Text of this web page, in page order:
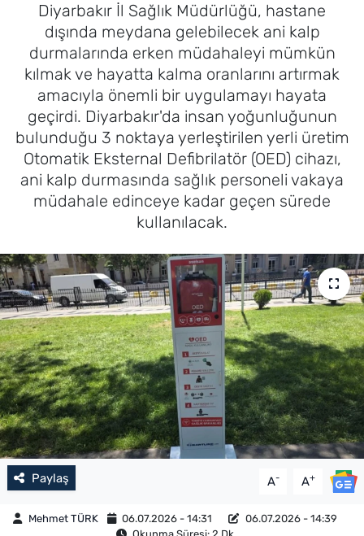
Diyarbakır İl Sağlık Müdürlüğü, hastane
dışında meydana gelebilecek ani kalp
durmalarında erken müdahaleyi mümkün
kılmak ve hayatta kalma oranlarını artırmak
amacıyla önemli bir uygulamayı hayata
geçirdi. Diyarbakır'da insan yoğunluğunun
bulunduğu 3 noktaya yerleştirilen yerli üretim
Otomatik Eksternal Defibrilatör (OED) cihazı,
ani kalp durmasında sağlık personeli vakaya
müdahale edinceye kadar geçen sürede
kullanılacak.
Paylaş A- A+
Mehmet TÜRK 06.07.2026 - 14:31
06.07.2026 - 14:39